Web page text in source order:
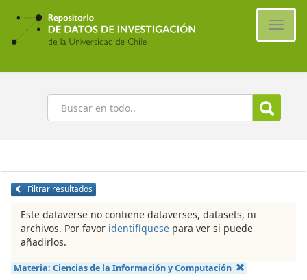
Ir
contenido
principal
Buscar
Filtrar resultados
Este dataverse no contiene dataverses, datasets, ni
archivos. Por favor identifíquese para ver si puede
añadirlos.
Materia: Ciencias de la Información y Computación